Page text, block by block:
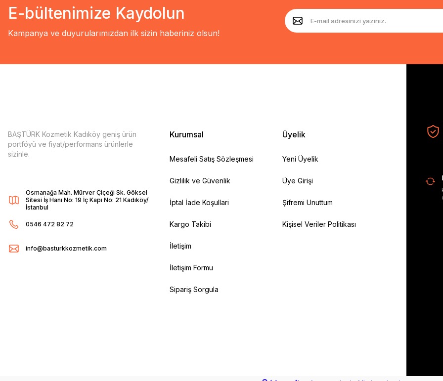
E-bültenimize Kaydolun
Kampanya ve duyurularımızdan ilk sizin haberiniz olsun!
BAŞTÜRK Kozmetik Kadıköy geniş ürün
portföyü ve fiyat/performans ürünlerle
sizinle.
Osmanağa Mah. Mürver Çiçeği Sk. Göksel
Sitesi İş Hanı No: 19 İç Kapı No: 21 Kadıköy/
İstanbul
0546 472 82 72
info@basturkkozmetik.com
Kurumsal
Mesafeli Satış Sözleşmesi
Gizlilik ve Güvenlik
İptal İade Koşullari
Kargo Takibi
İletişim
İletişim Formu
Sipariş Sorgula
Üyelik
Yeni Üyelik
Üye Girişi
Şifremi Unuttum
Kişisel Veriler Politikası